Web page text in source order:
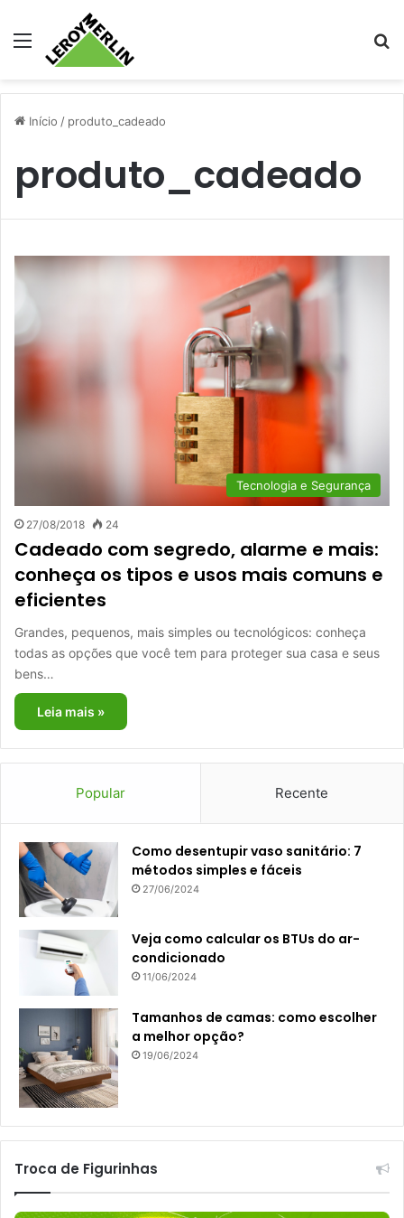
Menu
Início / produto_cadeado
produto_cadeado
Tecnologia e Segurança
27/08/2018 24
Cadeado com segredo, alarme e mais:
conheça os tipos e usos mais comuns e
eficientes
Grandes, pequenos, mais simples ou tecnológicos: conheça
todas as opções que você tem para proteger sua casa e seus
bens…
Leia mais »
Popular Recente
Como desentupir vaso sanitário: 7
métodos simples e fáceis
27/06/2024
Veja como calcular os BTUs do ar-
condicionado
11/06/2024
Tamanhos de camas: como escolher
a melhor opção?
19/06/2024
Troca de Figurinhas